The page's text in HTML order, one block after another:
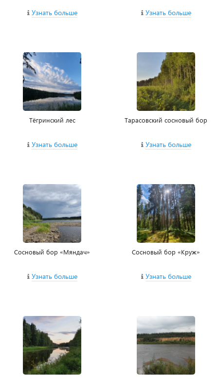
Узнать больше Узнать больше
Тёгринский лес
Узнать больше
Тарасовский сосновый бор
Узнать больше
Сосновый бор «Мяндач»
Узнать больше
Сосновый бор «Круж»
Узнать больше